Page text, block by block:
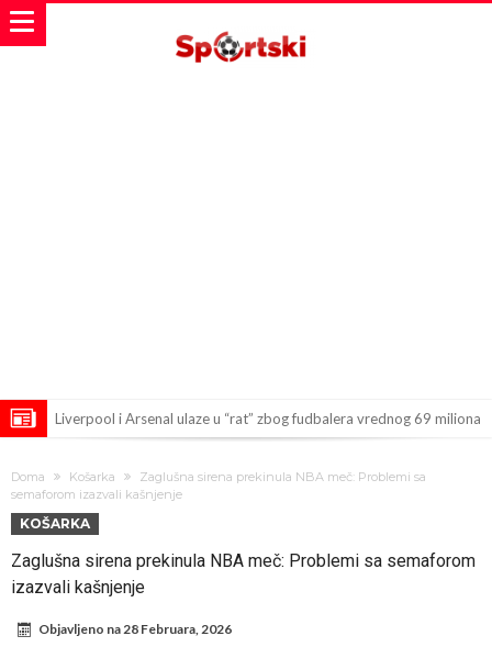
Dilema više nema – Poznato kada će Rodri i zvanično postati novi
Suđenje o smrti Maradone: Noge su mu bile natečene, nije se hteo
oprati
Ko je pomogao Rodriju da odabere Barselonu?
Ulazak na stadion s ciljem da se Mesija ugrozi s četiri bombe
Doma Košarka
Zaglušna sirena prekinula NBA meč: Problemi sa
semaforom izazvali kašnjenje
KOŠARKA
Zaglušna sirena prekinula NBA meč: Problemi sa semaforom
izazvali kašnjenje
Objavljeno na28 Februara, 2026